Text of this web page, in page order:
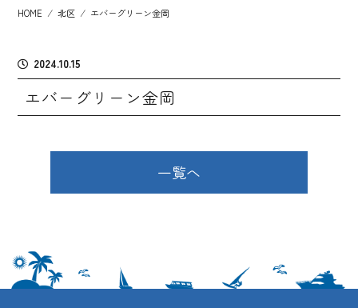
HOME ⁄ 北区 ⁄ エバーグリーン金岡
2024.10.15
エバーグリーン金岡
一覧へ